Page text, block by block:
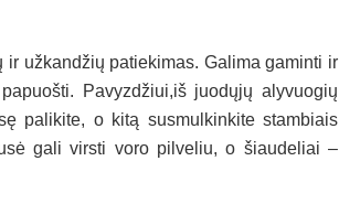
užkandžių patiekimas. Galima gaminti ir
Pavyzdžiui,iš juodųjų alyvuogių
palikite, o kitą susmulkinkite stambiais
gali virsti voro pilveliu, o šiaudeliai –